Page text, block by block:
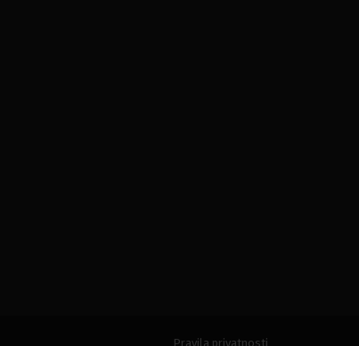
Pravila privatnosti